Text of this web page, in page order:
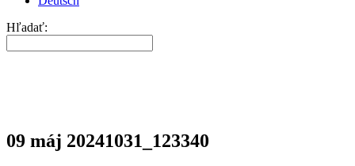
Hľadať:
09 máj 20241031_123340